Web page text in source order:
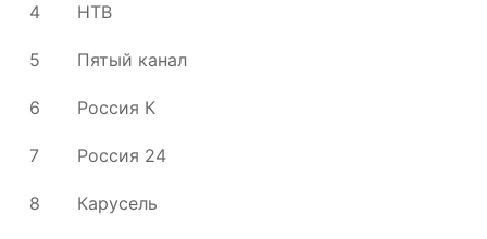
4 НТВ
5 Пятый канал
6 Россия К
7 Россия 24
8 Карусель